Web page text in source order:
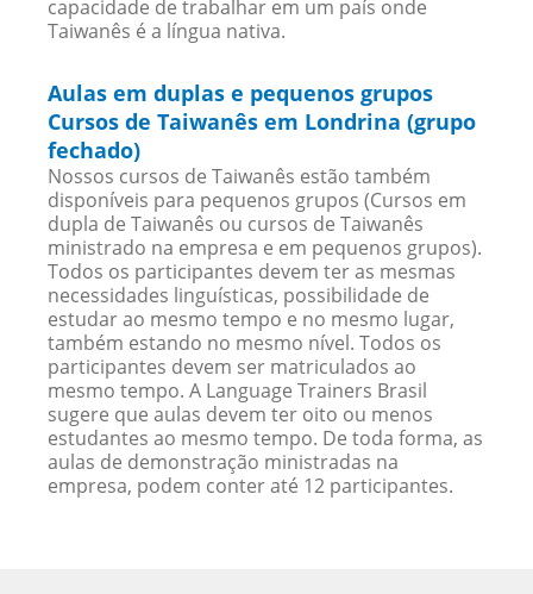
capacidade de trabalhar em um país onde
Taiwanês é a língua nativa.
Aulas em duplas e pequenos grupos
Cursos de Taiwanês em Londrina (grupo
fechado)
Nossos cursos de Taiwanês estão também
disponíveis para pequenos grupos (Cursos em
dupla de Taiwanês ou cursos de Taiwanês
ministrado na empresa e em pequenos grupos).
Todos os participantes devem ter as mesmas
necessidades linguísticas, possibilidade de
estudar ao mesmo tempo e no mesmo lugar,
também estando no mesmo nível. Todos os
participantes devem ser matriculados ao
mesmo tempo. A Language Trainers Brasil
sugere que aulas devem ter oito ou menos
estudantes ao mesmo tempo. De toda forma, as
aulas de demonstração ministradas na
empresa, podem conter até 12 participantes.